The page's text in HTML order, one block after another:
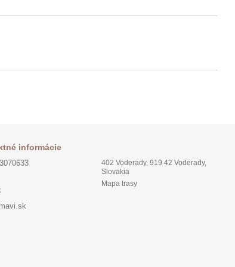
informácie
402 Voderady, 919 42 Voderady,
Slovakia
Mapa trasy